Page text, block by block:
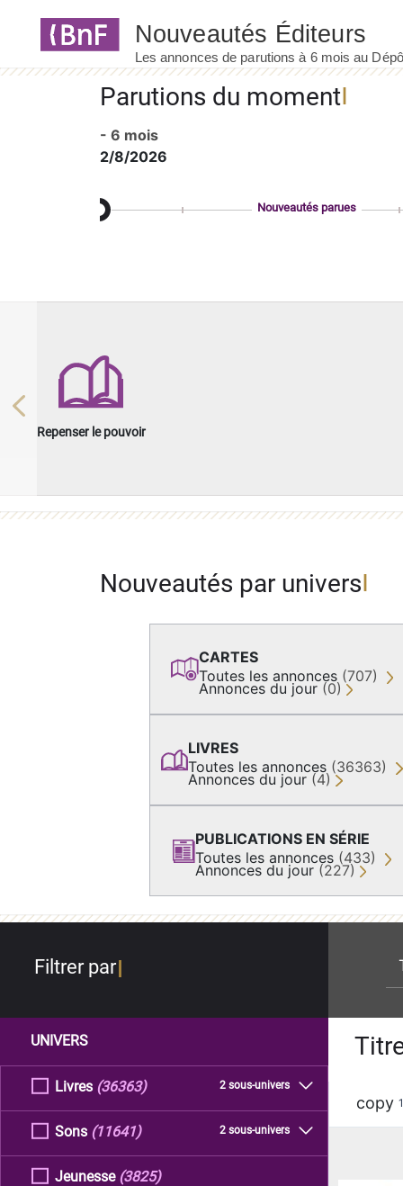
Parutions du moment
- 6 mois
2/8/2026
Nouveautés parues
Repenser le pouvoir
Previous
Nouveautés par univers
CARTES
Toutes les annonces (707)
Annonces du jour (0)
LIVRES
Toutes les annonces (36363)
Annonces du jour (4)
PUBLICATIONS EN SÉRIE
Toutes les annonces (433)
Annonces du jour (227)
Filtrer par
UNIVERS
Livres 2 sous-univers
(36363)
Sons 2 sous-univers
(11641)
Jeunesse (3825)
copy